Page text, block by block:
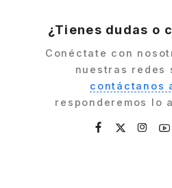
¿Tienes dudas o
Conéctate con
nuestras redes
contáctanos
responderemos lo